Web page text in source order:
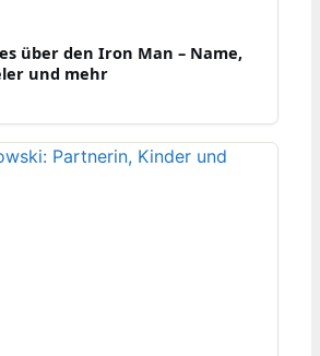
über den Iron Man – Name,
und mehr